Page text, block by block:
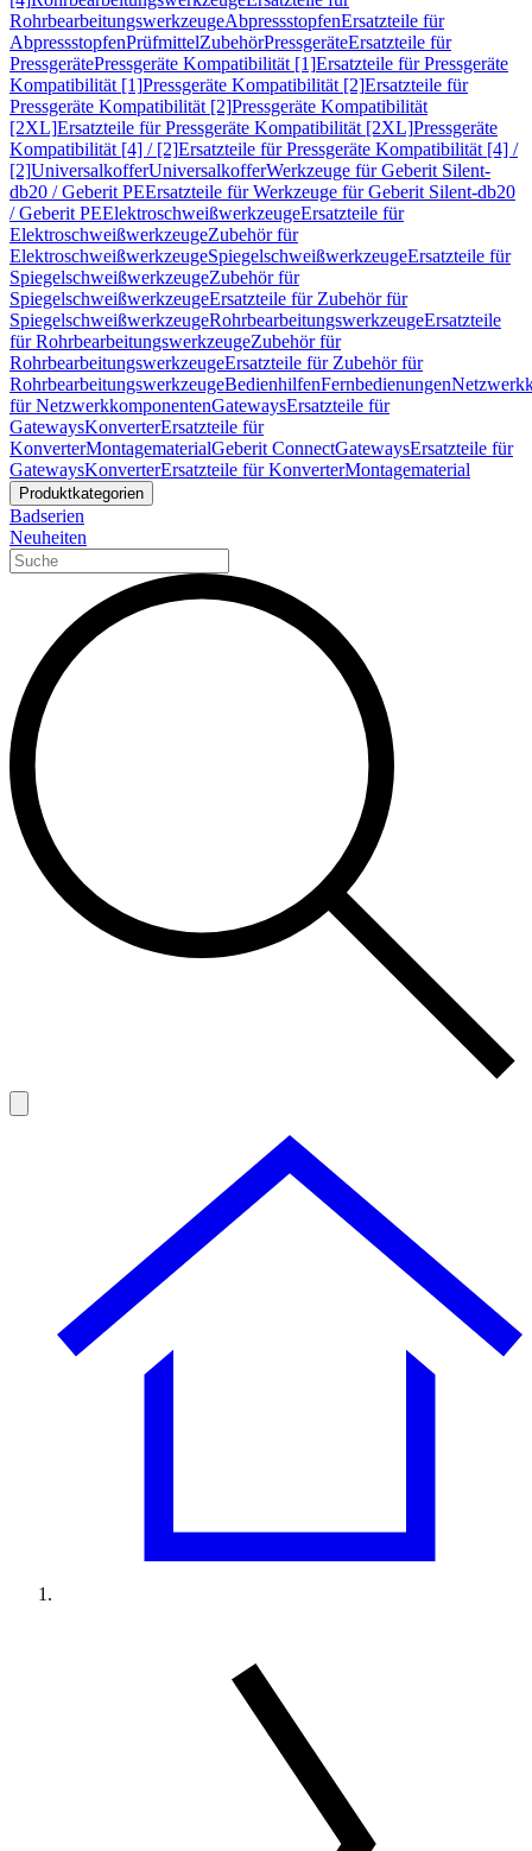
RohrbearbeitungswerkzeugeAbpressstopfenErsatzteile für
AbpressstopfenPrüfmittelZubehörPressgeräteErsatzteile für
PressgerätePressgeräte Kompatibilität [1]Ersatzteile für Pressgeräte
Kompatibilität [1]Pressgeräte Kompatibilität [2]Ersatzteile für
Pressgeräte Kompatibilität [2]Pressgeräte Kompatibilität
[2XL]Ersatzteile für Pressgeräte Kompatibilität [2XL]Pressgeräte
Kompatibilität [4] / [2]Ersatzteile für Pressgeräte Kompatibilität [4] /
[2]UniversalkofferUniversalkofferWerkzeuge für Geberit Silent-
db20 / Geberit PEErsatzteile für Werkzeuge für Geberit Silent-db20
/ Geberit PEElektroschweißwerkzeugeErsatzteile für
ElektroschweißwerkzeugeZubehör für
ElektroschweißwerkzeugeSpiegelschweißwerkzeugeErsatzteile für
SpiegelschweißwerkzeugeZubehör für
SpiegelschweißwerkzeugeErsatzteile für Zubehör für
SpiegelschweißwerkzeugeRohrbearbeitungswerkzeugeErsatzteile
für RohrbearbeitungswerkzeugeZubehör für
RohrbearbeitungswerkzeugeErsatzteile für Zubehör für
RohrbearbeitungswerkzeugeBedienhilfenFernbedienungen
für NetzwerkkomponentenGatewaysErsatzteile für
GatewaysKonverterErsatzteile für
KonverterMontagematerialGeberit ConnectGatewaysErsatzteile für
GatewaysKonverterErsatzteile für KonverterMontagematerial
Produktkategorien
Badserien
Neuheiten